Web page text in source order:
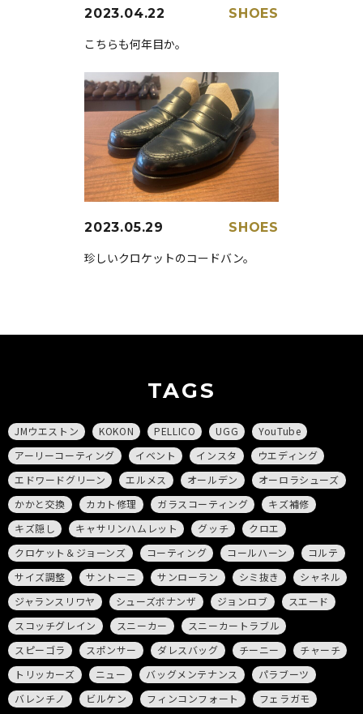
2023.04.22 SHOES
こちらも何年目か。
2023.05.29 SHOES
珍しいクロケットのコードバン。
TAGS
JMウエストン KOKON PELLICO UGG
YouTube
アーリーコーティング
イベント インスタ
ウエディング
エドワードグリーン
エルメス オールデン
オーロラシューズ
かかと交換
カカト修理 ガラスコーティング
キズ補修
キズ隠し
キャサリンハムレット グッチ
クロエ
クロケット＆ジョーンズ
コーティング コールハーン
コルテ
サイズ調整
サントーニ サンローラン シミ抜き
シャネル
ジャランスリワヤ
シューズボナンザ ジョンロブ
スエード
スコッチグレイン
スニーカー
スニーカートラブル
スピーゴラ
スポンサー ダレスバッグ チーニー
チャーチ
トリッカーズ
ニュー バッグメンテナンス
パラブーツ
バレンチノ
ビルケン フィンコンフォート
フェラガモ